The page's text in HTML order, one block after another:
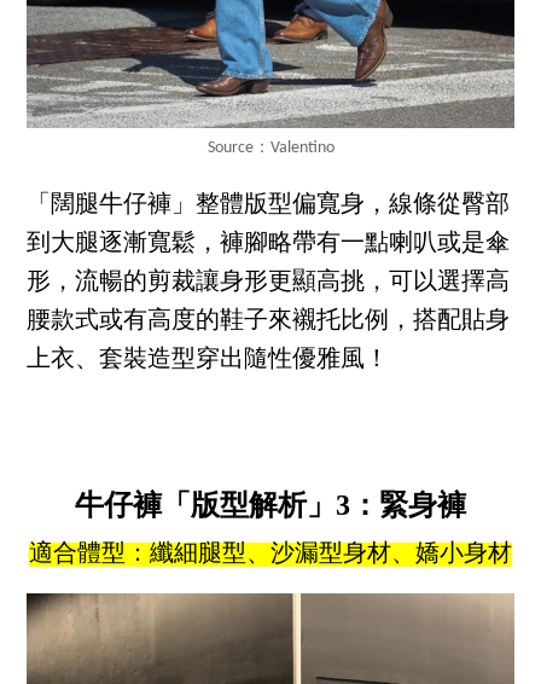
Source：Valentino
「闊腿牛仔褲」整體版型偏寬身，線條從臀部
到大腿逐漸寬鬆，褲腳略帶有一點喇叭或是傘
形，流暢的剪裁讓身形更顯高挑，可以選擇高
腰款式或有高度的鞋子來襯托比例，搭配貼身
上衣、套裝造型穿出隨性優雅風！
牛仔褲「版型解析」3：緊身褲
適合體型：纖細腿型、沙漏型身材、嬌小身材